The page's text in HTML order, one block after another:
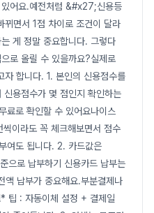
어요.예전처럼 &#x27;신용등
면서 1점 차이로 조건이 달라
게 정말 중요합니다. 그렇다
로 올릴 수 있을까요?실제로
합니다. 1. 본인의 신용점수를
용점수가 몇 점인지 확인하는
료로 확인할 수 있어요나이스
이라도 꼭 체크해보면서 점수
여도 됩니다. 2. 카드값은
로 납부하기 신용카드 납부는
납부가 중요해요.부분결제나
팁 : 자동이체 설정 + 결제일